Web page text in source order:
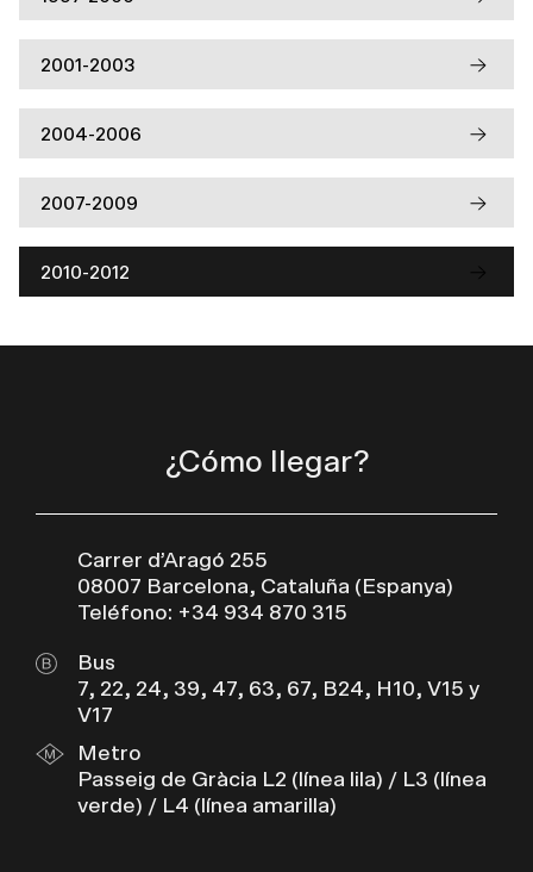
2001-2003
2004-2006
2007-2009
2010-2012
¿Cómo llegar?
Carrer d’Aragó 255
08007 Barcelona, Cataluña (Espanya)
Teléfono: +34 934 870 315
Bus
7, 22, 24, 39, 47, 63, 67, B24, H10, V15 y
V17
Metro
Passeig de Gràcia L2 (línea lila) / L3 (línea
verde) / L4 (línea amarilla)